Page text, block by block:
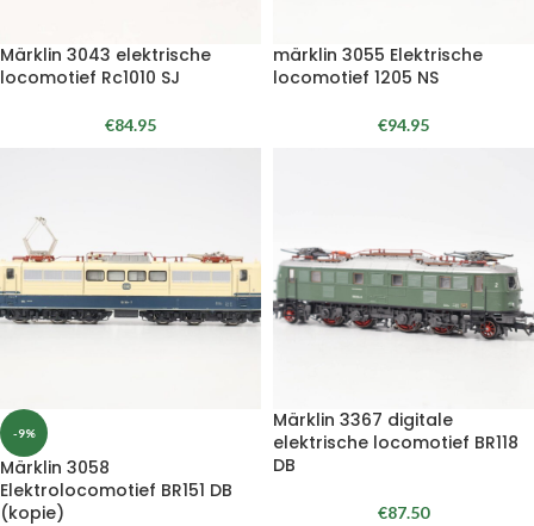
Märklin 3043 elektrische
locomotief Rc1010 SJ
€84.95
märklin 3055 Elektrische
locomotief 1205 NS
€94.95
-9%
Märklin 3058
Elektrolocomotief BR151 DB
(kopie)
Märklin 3367 digitale
elektrische locomotief BR118
DB
€87.50